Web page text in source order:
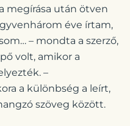
megírása után ötven
éve írtam,
– mondta a szerző,
volt, amikor a
–
a különbség a leírt,
szöveg között.